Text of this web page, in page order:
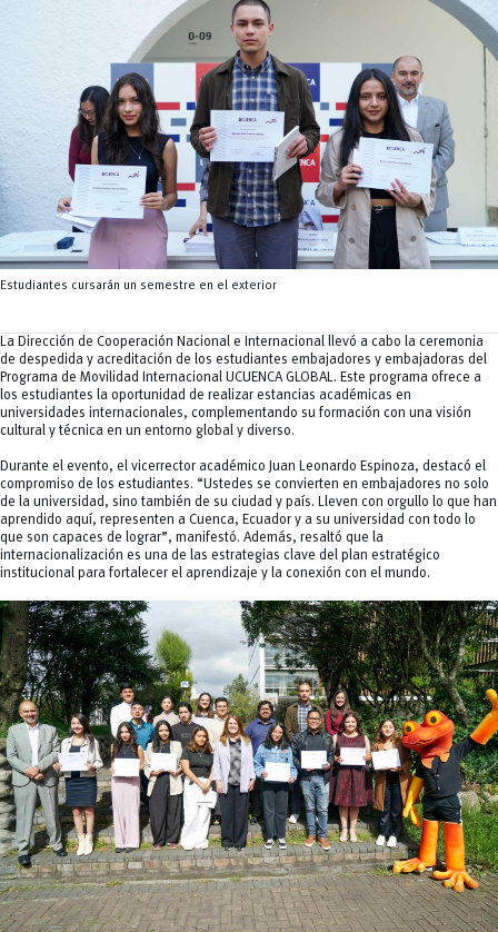
Radio Universitaria
Sostenibilidad
Vinculación
Estudiantes cursarán un semestre en el exterior
La Dirección de Cooperación Nacional e Internacional llevó a cabo la ceremonia
de despedida y acreditación de los estudiantes embajadores y embajadoras del
Programa de Movilidad Internacional UCUENCA GLOBAL. Este programa ofrece a
los estudiantes la oportunidad de realizar estancias académicas en
universidades internacionales, complementando su formación con una visión
cultural y técnica en un entorno global y diverso.
Durante el evento, el vicerrector académico Juan Leonardo Espinoza, destacó el
compromiso de los estudiantes. “Ustedes se convierten en embajadores no solo
de la universidad, sino también de su ciudad y país. Lleven con orgullo lo que han
aprendido aquí, representen a Cuenca, Ecuador y a su universidad con todo lo
que son capaces de lograr”, manifestó. Además, resaltó que la
internacionalización es una de las estrategias clave del plan estratégico
institucional para fortalecer el aprendizaje y la conexión con el mundo.